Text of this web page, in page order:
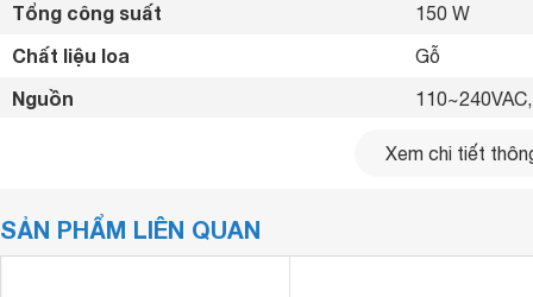
Tổng công suất 150 W
Chất liệu loa Gỗ
Nguồn
12.8V-6Ah
Kết nối không dây
Xem chi tiết
SẢN PHẨM LIÊN QUAN